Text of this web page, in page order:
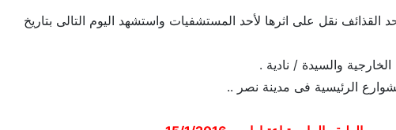
نقل على اثرها لأحد المستشفيات واستشهد اليوم التالى بتاريخ
والسيدة / نادية .
الرئيسية فى مدينة نصر ..